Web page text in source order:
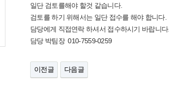
일단 검토를해야 할것 같습니다.
검토를 하기 위해서는 일단 접수를 해야 합니다.
담당에게 직접연락 하셔서 접수하시기 바랍니다.
담당 박팀장 010-7559-0259
이전글 다음글